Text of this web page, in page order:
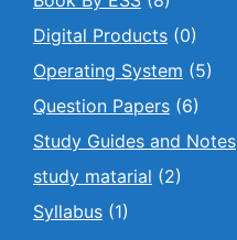
Digital Products (0)
Operating System (5)
Question Papers (6)
Study Guides and Notes
study matarial (2)
Syllabus (1)